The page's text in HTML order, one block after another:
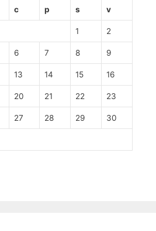
c p s v
1 2
6 7 8 9
13 14 15 16
20 21 22 23
27 28 29 30